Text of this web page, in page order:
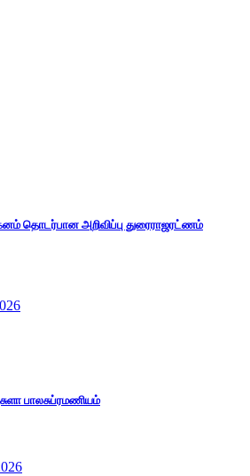
தொடர்பான அறிவிப்பு துரைராஜரட்ணம்
பாலசுப்ரமணியம்